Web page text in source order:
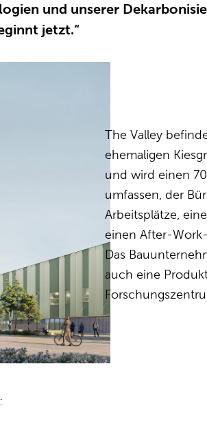
und unserer
jetzt.“
The Valley
ehemaligen
und wird einen
umfassen, der
Arbeitsplätze,
einen After-
Das
auch eine